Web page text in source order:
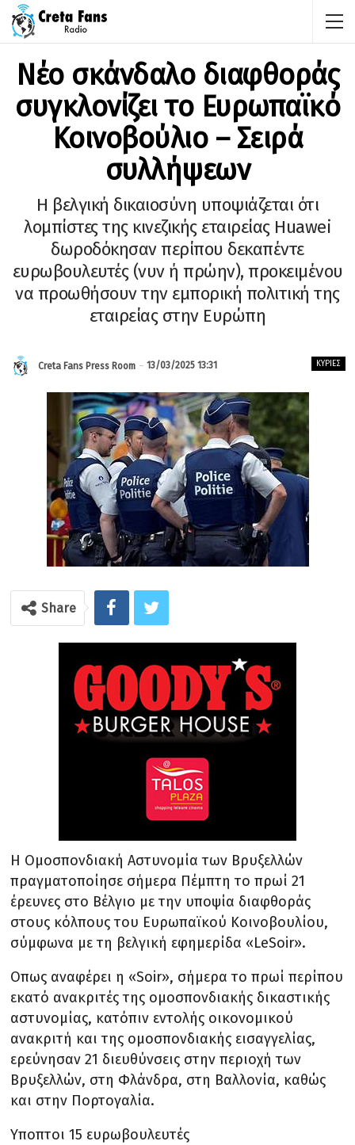
Νέο σκάνδαλο διαφθοράς
συγκλονίζει το Ευρωπαϊκό
Κοινοβούλιο – Σειρά
συλλήψεων
Η βελγική δικαιοσύνη υποψιάζεται ότι
λομπίστες της κινεζικής εταιρείας Huawei
δωροδόκησαν περίπου δεκαπέντε
ευρωβουλευτές (νυν ή πρώην), προκειμένου
να προωθήσουν την εμπορική πολιτική της
εταιρείας στην Ευρώπη
ΚΎΡΙΕΣ
Creta Fans Press Room 13/03/2025 13:31
Share
Η Ομοσπονδιακή Αστυνομία των Βρυξελλών
πραγματοποίησε σήμερα Πέμπτη το πρωί 21
έρευνες στο Βέλγιο με την υποψία διαφθοράς
στους κόλπους του Ευρωπαϊκού Κοινοβουλίου,
σύμφωνα με τη βελγική εφημερίδα «LeSoir».
Οπως αναφέρει η «Soir», σήμερα το πρωί περίπου
εκατό ανακριτές της ομοσπονδιακής δικαστικής
αστυνομίας, κατόπιν εντολής οικονομικού
ανακριτή και της ομοσπονδιακής εισαγγελίας,
ερεύνησαν 21 διευθύνσεις στην περιοχή των
Βρυξελλών, στη Φλάνδρα, στη Βαλλονία, καθώς
και στην Πορτογαλία.
Υποπτοι 15 ευρωβουλευτές